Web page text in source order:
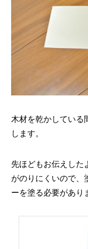
木材を乾かしている
します。
先ほどもお伝えした
がのりにくいので、
ーを塗る必要があり